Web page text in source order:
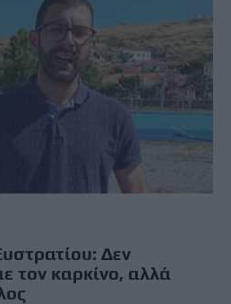
Δεν
τον καρκίνο, αλλά